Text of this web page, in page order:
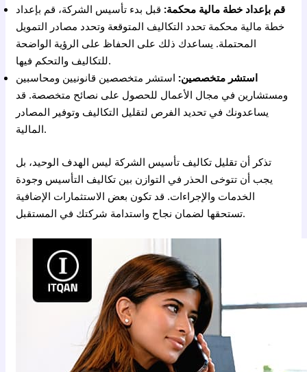
قم بإعداد خطة مالية محكمة: قبل بدء تأسيس الشركة، قم بإعداد
خطة مالية محكمة تحدد التكاليف المتوقعة وتحدد مصادر التمويل
المحتملة. يساعدك ذلك على الحفاظ على الرؤية الواضحة
للتكاليف والتحكم فيها.
استشر متخصصين: استشر متخصصين قانونيين ومحاسبين
ومستشارين في مجال الأعمال للحصول على نصائح متخصصة. قد
يساعدونك في تحديد الفرص لتقليل التكاليف وتوفير المصادر
المالية.
تذكر أن تقليل تكاليف تأسيس الشركة ليس الهدف الوحيد، بل
يجب أن تتوخى الحذر في التوازن بين تكاليف التأسيس وجودة
الخدمات والإجراءات. قد تكون بعض الاستثمارات الإضافية
تستحقها لضمان نجاح واستدامة شركتك في المستقبل.